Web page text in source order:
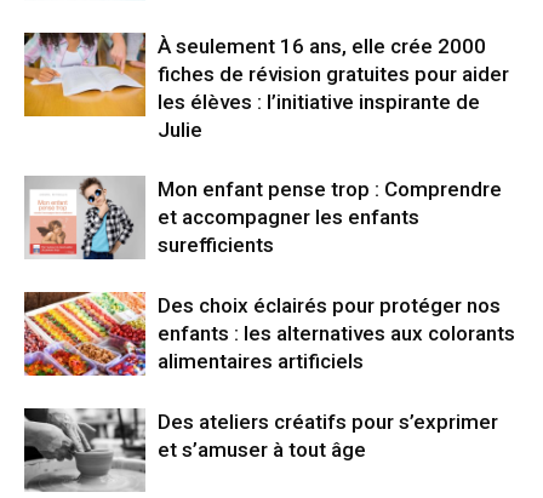
À seulement 16 ans, elle crée 2000
fiches de révision gratuites pour aider
les élèves : l’initiative inspirante de
Julie
Mon enfant pense trop : Comprendre
et accompagner les enfants
surefficients
Des choix éclairés pour protéger nos
enfants : les alternatives aux colorants
alimentaires artificiels
Des ateliers créatifs pour s’exprimer
et s’amuser à tout âge